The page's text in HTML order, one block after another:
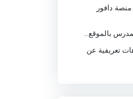
دافور
بالموقع...
تعريفية عن